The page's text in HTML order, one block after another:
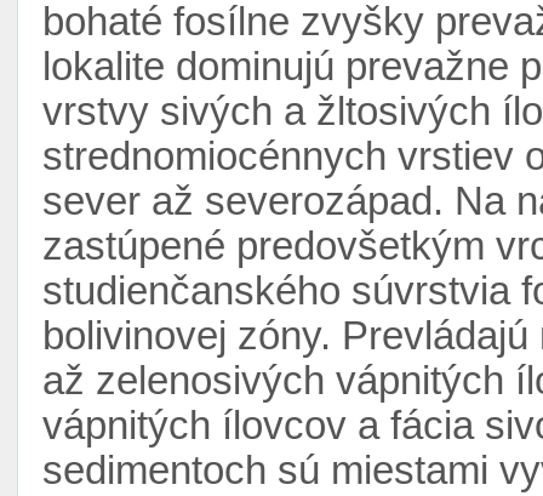
bohaté fosílne zvyšky
lokalite dominujú prevažne
vrstvy sivých a žltosivých
strednomiocénnych vrstiev
sever až severozápad. Na
zastúpené predovšetkým
studienčanského súvrstvia
bolivinovej zóny.
až zelenosivých vápnitých
vápnitých ílovcov a fácia
sedimentoch sú miestami